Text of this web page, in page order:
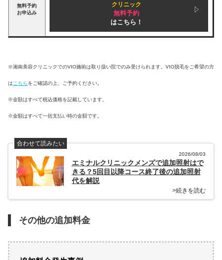
無料予約
お申込み
クリニック
無料予約
はこちら！
※湘南美容クリニックでのVIO施術は取り扱い院でのみ受けられます。VIO脱毛をご希望の方
は こちらをご確認の上、ご予約ください。
※金額はすべて税込価格を記載しています。
※金額はすべて一括支払い時の金額です。
合わせて読みたい
2026/08/03
エミナルクリニックメンズで追加照射はで
きる？5回目以降コース終了後の追加照射
代を解説
>続きを読む
その他の追加料金